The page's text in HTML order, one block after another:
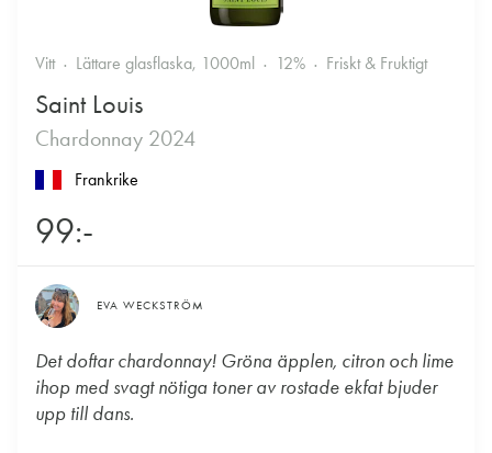
Vitt Lättare glasflaska, 1000ml 12% Friskt & Fruktigt
Saint Louis
Chardonnay 2024
Frankrike
99:-
EVA WECKSTRÖM
Det doftar chardonnay! Gröna äpplen, citron och lime
ihop med svagt nötiga toner av rostade ekfat bjuder
upp till dans.